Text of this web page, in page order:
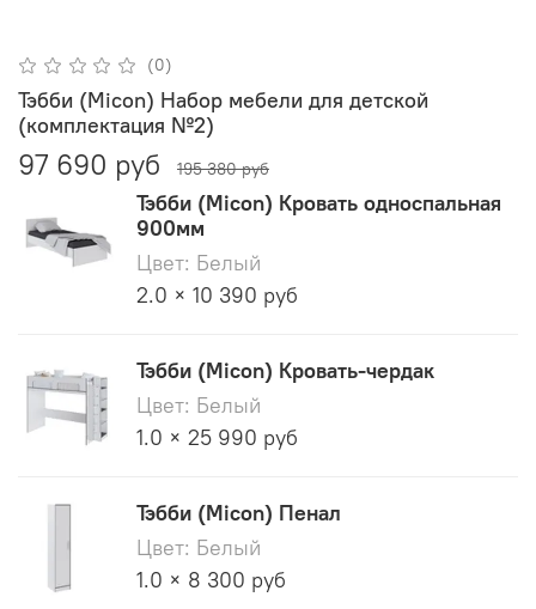
(0)
Тэбби (Micon) Набор мебели для детской
(комплектация №2)
97 690 руб 195 380 руб
Тэбби (Micon) Кровать односпальная
900мм
Цвет: Белый
2.0 × 10 390 руб
Тэбби (Micon) Кровать-чердак
Цвет: Белый
1.0 × 25 990 руб
Тэбби (Micon) Пенал
Цвет: Белый
1.0 × 8 300 руб